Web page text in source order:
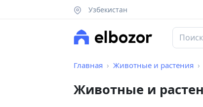
Узбекистан
Главная Животные и растения
Животные и